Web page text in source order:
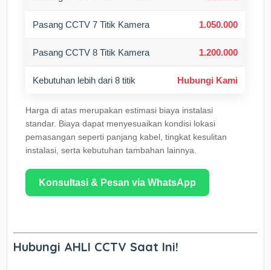
Pasang CCTV 7 Titik Kamera 1.050.000
Pasang CCTV 8 Titik Kamera 1.200.000
Kebutuhan lebih dari 8 titik Hubungi Kami
Harga di atas merupakan estimasi biaya instalasi
standar. Biaya dapat menyesuaikan kondisi lokasi
pemasangan seperti panjang kabel, tingkat kesulitan
instalasi, serta kebutuhan tambahan lainnya.
Konsultasi & Pesan via WhatsApp
Hubungi AHLI CCTV Saat Ini!